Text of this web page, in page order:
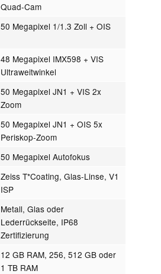
Quad-Cam
50 Megapixel 1/1.3 Zoll + OIS
48 Megapixel IMX598 + VIS
Ultraweitwinkel
50 Megapixel JN1 + VIS 2x
Zoom
50 Megapixel JN1 + OIS 5x
Periskop-Zoom
50 Megapixel Autofokus
Zeiss T*Coating, Glas-Linse, V1
ISP
Metall, Glas oder
Lederrückseite, IP68
Zertifizierung
12 GB RAM, 256, 512 GB oder
1 TB RAM